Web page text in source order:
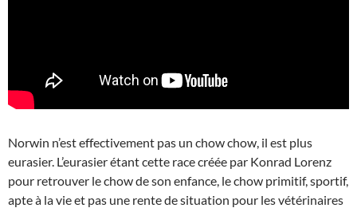
Norwin n’est effectivement pas un chow chow, il est plus
eurasier. L’eurasier étant cette race créée par Konrad Lorenz
pour retrouver le chow de son enfance, le chow primitif, sportif,
apte à la vie et pas une rente de situation pour les vétérinaires